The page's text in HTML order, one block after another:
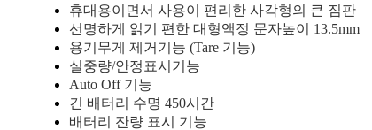
휴대용이면서 사용이 편리한 사각형의 큰 짐판
선명하게 읽기 편한 대형액정 문자높이 13.5mm
용기무게 제거기능 (Tare 기능)
실중량/안정표시기능
Auto Off 기능
긴 배터리 수명 450시간
배터리 잔량 표시 기능